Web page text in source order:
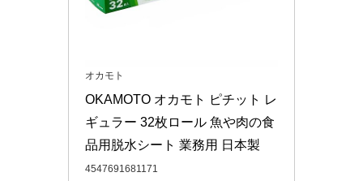
オカモト
OKAMOTO オカモト ピチット レ
ギュラー 32枚ロール 魚や肉の食
品用脱水シート 業務用 日本製
4547691681171